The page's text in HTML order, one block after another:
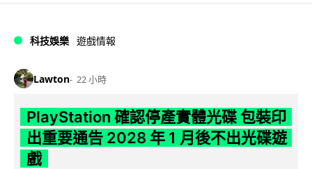
科技娛樂 遊戲情報
Lawton 22 小時
PlayStation 確認停產實體光碟 包裝印
出重要通告 2028 年 1 月後不出光碟遊
戲